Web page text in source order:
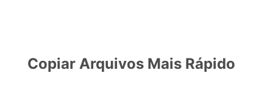
Copiar Arquivos Mais Rápido